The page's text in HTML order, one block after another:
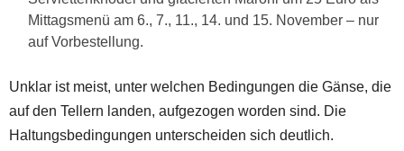
Mittagsmenü am 6., 7., 11., 14. und 15. November – nur
auf Vorbestellung.
Unklar ist meist, unter welchen Bedingungen die Gänse, die
auf den Tellern landen, aufgezogen worden sind. Die
Haltungsbedingungen unterscheiden sich deutlich.